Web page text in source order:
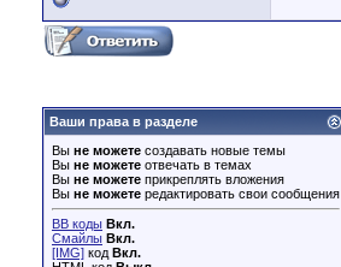
Ваши права в разделе
Вы не можете создавать новые темы
Вы не можете отвечать в темах
Вы не можете прикреплять вложения
Вы не можете редактировать свои сообщения
BB коды Вкл.
Смайлы Вкл.
[IMG] код Вкл.